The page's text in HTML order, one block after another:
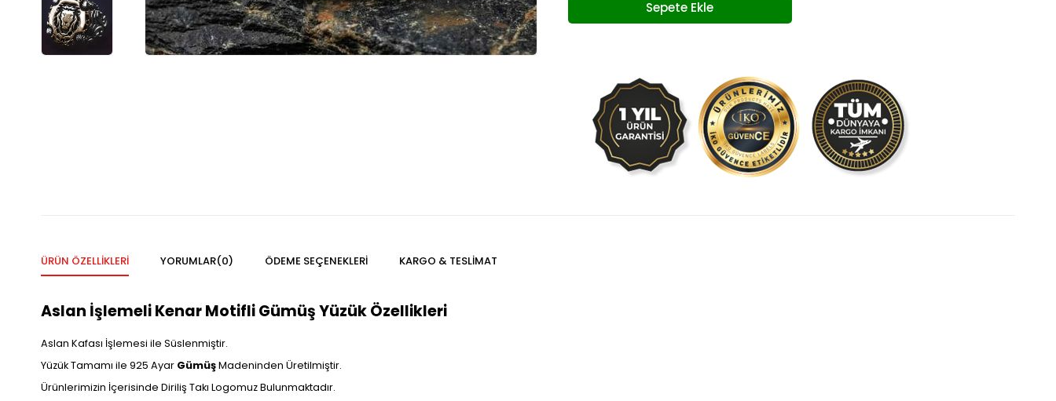
ÜRÜN ÖZELLIKLERI YORUMLAR(0) ÖDEME SEÇENEKLERI KARGO & TESLIMAT
Aslan İşlemeli Kenar Motifli Gümüş Yüzük Özellikleri
Aslan Kafası İşlemesi ile Süslenmiştir.
Yüzük Tamamı ile 925 Ayar GümüşMadeninden Üretilmiştir.
Ürünlerimizin İçerisinde Diriliş Takı Logomuz Bulunmaktadır.